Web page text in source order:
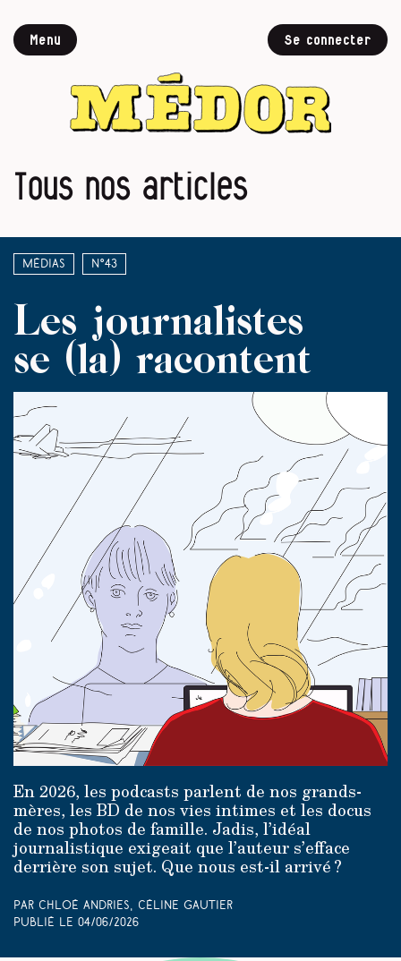
Menu Se connecter
Tous nos articles
Médias N°43
Les journalistes
se (la) racontent
En 2026, les podcasts parlent de nos grands-
mères, les BD de nos vies intimes et les docus
de nos photos de famille. Jadis, l’idéal
journalistique exigeait que l’auteur s’efface
derrière son sujet. Que nous est-il arrivé ?
Par Chloé Andries, Céline Gautier
Publié le 04/06/2026